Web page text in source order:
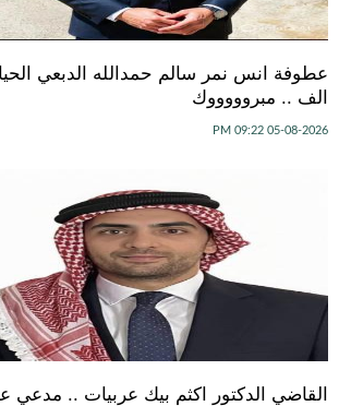
عطوفة انس نمر سالم حمدالله الدبعي
الف .. مبروووووك
05-08-2026 09:22 PM
القاضي الدكتور اكثم بيك عربيات .. مدعي